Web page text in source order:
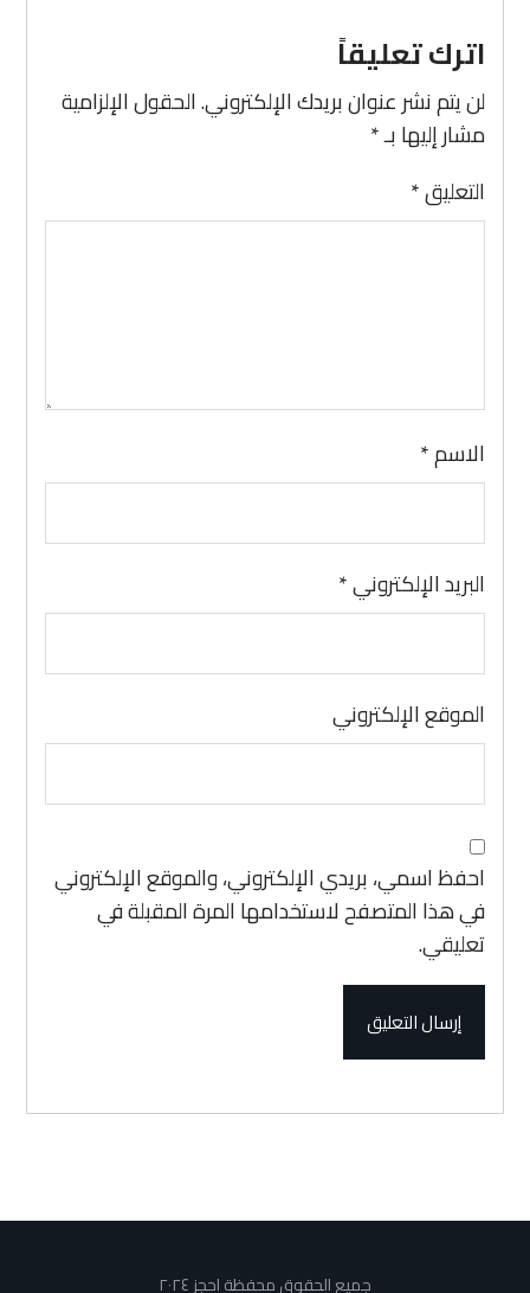
اترك تعليقاً
لن يتم نشر عنوان بريدك الإلكتروني.الحقول الإلزامية
مشار إليها بـ*
التعليق*
الاسم*
البريد الإلكتروني*
الموقع الإلكتروني
احفظ اسمي، بريدي الإلكتروني، والموقع الإلكتروني
في هذا المتصفح لاستخدامها المرة المقبلة في
تعليقي.
إرسال التعليق
جميع الحقوق محفظة احجز ٢٠٢٤